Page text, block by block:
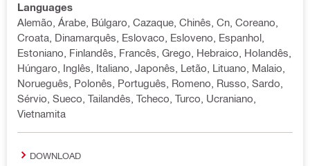
Languages
Alemão, Árabe, Búlgaro, Cazaque, Chinês, Cn, Coreano,
Croata, Dinamarquês, Eslovaco, Esloveno, Espanhol,
Estoniano, Finlandês, Francês, Grego, Hebraico, Holandês,
Húngaro, Inglês, Italiano, Japonês, Letão, Lituano, Malaio,
Norueguês, Polonês, Português, Romeno, Russo, Sardo,
Sérvio, Sueco, Tailandês, Tcheco, Turco, Ucraniano,
Vietnamita
DOWNLOAD